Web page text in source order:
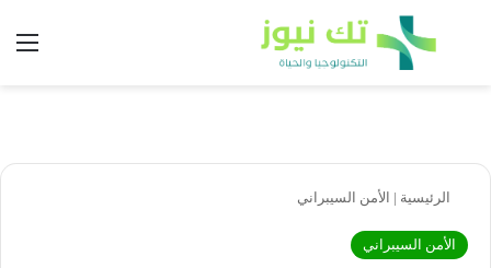
بحث عن
الرئيسية | الأمن السيبراني
الأمن السيبراني